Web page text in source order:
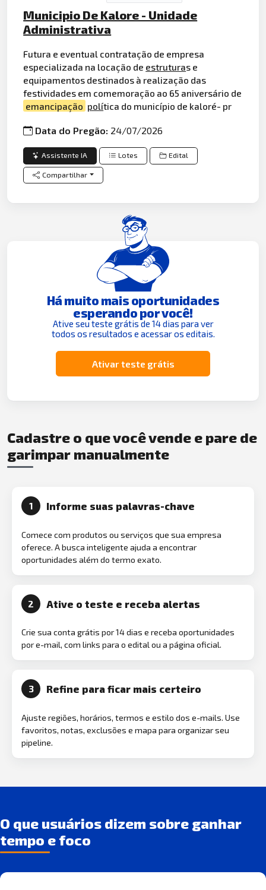
Municipio De Kalore - Unidade
Administrativa
Futura e eventual contratação de empresa
especializada na locação de estruturas e
equipamentos destinados à realização das
festividades em comemoração ao 65 aniversário de
emancipação política do município de kaloré- pr
Data do Pregão: 24/07/2026
Assistente IA Lotes Edital
Compartilhar
Há muito mais oportunidades
esperando por você!
Ative seu teste grátis de 14 dias para ver
todos os resultados e acessar os editais.
Ativar teste grátis
Cadastre o que você vende e pare de
garimpar manualmente
1 Informe suas palavras-chave
Comece com produtos ou serviços que sua empresa
oferece. A busca inteligente ajuda a encontrar
oportunidades além do termo exato.
2 Ative o teste e receba alertas
Crie sua conta grátis por 14 dias e receba oportunidades
por e-mail, com links para o edital ou a página oficial.
3 Refine para ficar mais certeiro
Ajuste regiões, horários, termos e estilo dos e-mails. Use
favoritos, notas, exclusões e mapa para organizar seu
pipeline.
O que usuários dizem sobre ganhar
tempo e foco